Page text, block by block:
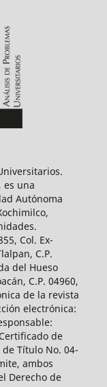
es una
Autónoma
Col. Ex-
C.P.
del Hueso
C.P. 04960,
de la revista
electrónica:
de
de Título No. 04-
ambos
Derecho de